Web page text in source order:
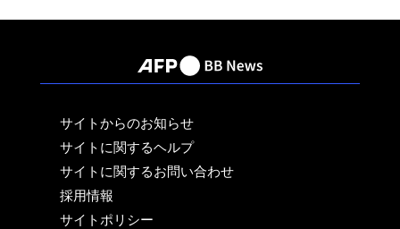
サイトからのお知らせ
サイトに関するヘルプ
サイトに関するお問い合わせ
採用情報
サイトポリシー